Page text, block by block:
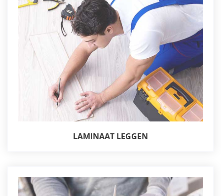
LAMINAAT LEGGEN